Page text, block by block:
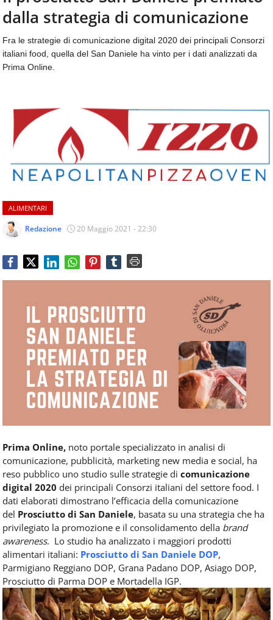
aggiornamenti
quotidiani
temi
come
ospitalità,
&
beverage,
catering
e
quotidiani
mondo
dell'alimentazione,
dei
consumi
novità
comparto
Horeca.
CONTATTI
dalla strategia di comunicazione
Fra le strategie di comunicazione digital 2020 dei principali Consorzi
italiani food, quella del San Daniele ha vinto per i dati analizzati da
Prima Online.
ALIMENTARI
Redazione 20 Maggio 2021 - 22:30
Prima Online, noto portale specializzato in analisi di
comunicazione, pubblicità, marketing new media e social, ha
reso pubblico uno studio sulle strategie di comunicazione
digital 2020 dei principali Consorzi italiani del settore food. I
dati elaborati dimostrano l’efficacia della comunicazione
del Prosciutto di San Daniele, basata su una strategia che ha
privilegiato la promozione e il consolidamento della brand
awareness. Lo studio ha analizzato i maggiori prodotti
alimentari italiani: Prosciutto di San Daniele DOP,
Parmigiano Reggiano DOP, Grana Padano DOP, Asiago DOP,
Prosciutto di Parma DOP e Mortadella IGP.